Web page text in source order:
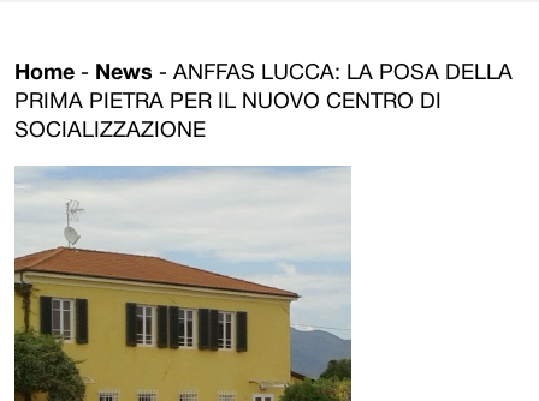
Home - News - ANFFAS LUCCA: LA POSA DELLA
PRIMA PIETRA PER IL NUOVO CENTRO DI
SOCIALIZZAZIONE